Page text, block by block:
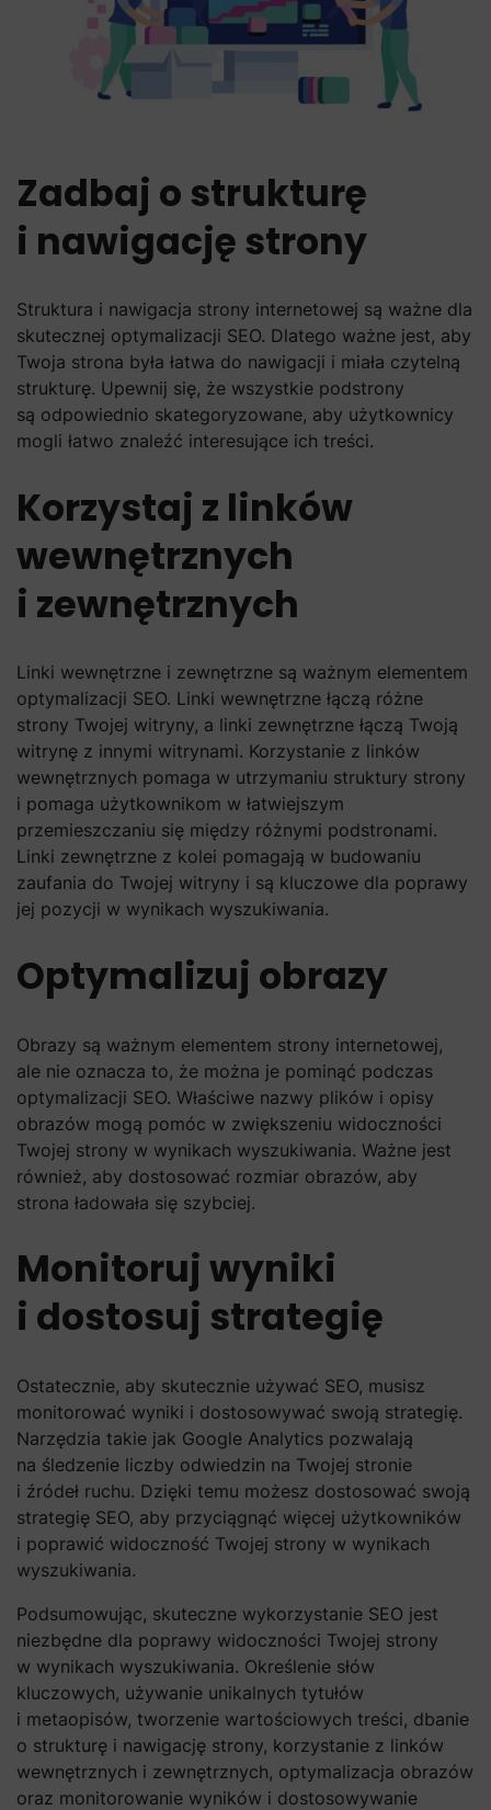
Zadbaj o strukturę
i nawigację strony
Struktura i nawigacja strony internetowej są ważne dla
skutecznej optymalizacji SEO. Dlatego ważne jest, aby
Twoja strona była łatwa do nawigacji i miała czytelną
strukturę. Upewnij się, że wszystkie podstrony
są odpowiednio skategoryzowane, aby użytkownicy
mogli łatwo znaleźć interesujące ich treści.
Korzystaj z linków
wewnętrznych
i zewnętrznych
Linki wewnętrzne i zewnętrzne są ważnym elementem
optymalizacji SEO. Linki wewnętrzne łączą różne
strony Twojej witryny, a linki zewnętrzne łączą Twoją
witrynę z innymi witrynami. Korzystanie z linków
wewnętrznych pomaga w utrzymaniu struktury strony
i pomaga użytkownikom w łatwiejszym
przemieszczaniu się między różnymi podstronami.
Linki zewnętrzne z kolei pomagają w budowaniu
zaufania do Twojej witryny i są kluczowe dla poprawy
jej pozycji w wynikach wyszukiwania.
Optymalizuj obrazy
Obrazy są ważnym elementem strony internetowej,
ale nie oznacza to, że można je pominąć podczas
optymalizacji SEO. Właściwe nazwy plików i opisy
obrazów mogą pomóc w zwiększeniu widoczności
Twojej strony w wynikach wyszukiwania. Ważne jest
również, aby dostosować rozmiar obrazów, aby
strona ładowała się szybciej.
Monitoruj wyniki
i dostosuj strategię
Ostatecznie, aby skutecznie używać SEO, musisz
monitorować wyniki i dostosowywać swoją strategię.
Narzędzia takie jak Google Analytics pozwalają
na śledzenie liczby odwiedzin na Twojej stronie
i źródeł ruchu. Dzięki temu możesz dostosować swoją
strategię SEO, aby przyciągnąć więcej użytkowników
i poprawić widoczność Twojej strony w wynikach
wyszukiwania.
Podsumowując, skuteczne wykorzystanie SEO jest
niezbędne dla poprawy widoczności Twojej strony
w wynikach wyszukiwania. Określenie słów
kluczowych, używanie unikalnych tytułów
i metaopisów, tworzenie wartościowych treści, dbanie
o strukturę i nawigację strony, korzystanie z linków
wewnętrznych i zewnętrznych, optymalizacja obrazów
oraz monitorowanie wyników i dostosowywanie